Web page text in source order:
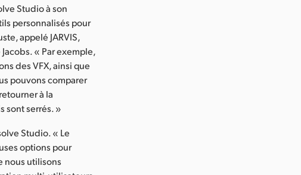
Studio à son
personnalisés pour
appelé JARVIS,
« Par exemple,
des VFX, ainsi que
pouvons comparer
à la
sont serrés. »
Studio. « Le
options pour
nous utilisons